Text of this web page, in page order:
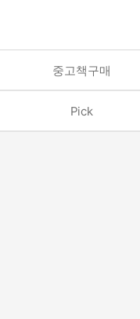
중고책구매
Pick